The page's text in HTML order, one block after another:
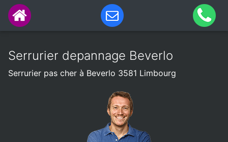
Serrurier depannage Beverlo
Serrurier pas cher à Beverlo 3581 Limbourg